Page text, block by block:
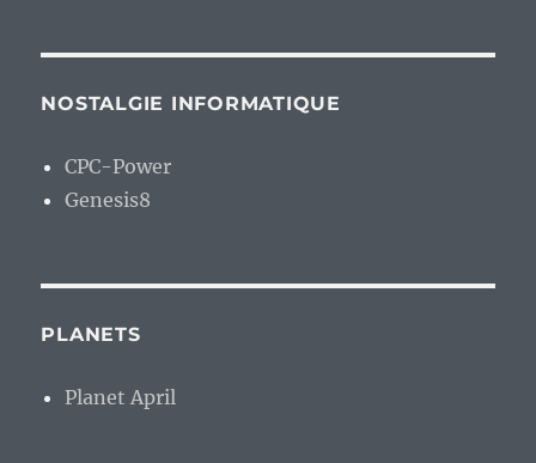
NOSTALGIE INFORMATIQUE
CPC-Power
Genesis8
PLANETS
Planet April